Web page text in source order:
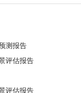
测报告
评估报告
评估报告